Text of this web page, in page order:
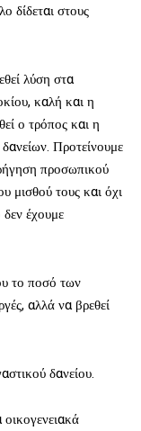
δίδεται στους
λύση στα
καλή και η
ο τρόπος και η
Προτείνουμε
προσωπικού
μισθού τους και όχι
έχουμε
το ποσό των
αλλά να βρεθεί
δανείου.